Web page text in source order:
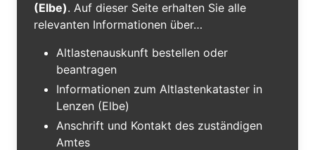
(Elbe). Auf dieser Seite erhalten Sie alle
relevanten Informationen über…
Altlastenauskunft bestellen oder
beantragen
Informationen zum Altlastenkataster in
Lenzen (Elbe)
Anschrift und Kontakt des zuständigen
Amtes